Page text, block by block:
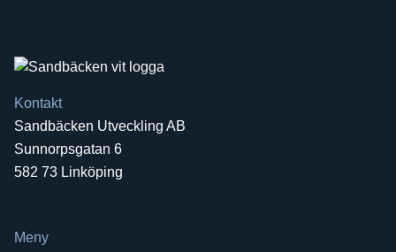
Kontakt
Sandbäcken Utveckling AB
Sunnorpsgatan 6
582 73 Linköping
Meny